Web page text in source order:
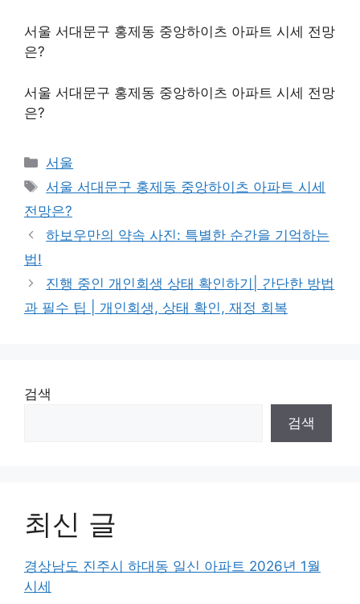
서울 서대문구 홍제동 중앙하이츠 아파트 시세 전망
은?
서울 서대문구 홍제동 중앙하이츠 아파트 시세 전망
은?
Categories
서울
Tags
서울 서대문구 홍제동 중앙하이츠 아파트 시세
전망은?
하보우만의 약속 사진: 특별한 순간을 기억하는
법!
진행 중인 개인회생 상태 확인하기| 간단한 방법
과 필수 팁 | 개인회생, 상태 확인, 재정 회복
검색
검색
최신 글
경상남도 진주시 하대동 일신 아파트 2026년 1월
시세